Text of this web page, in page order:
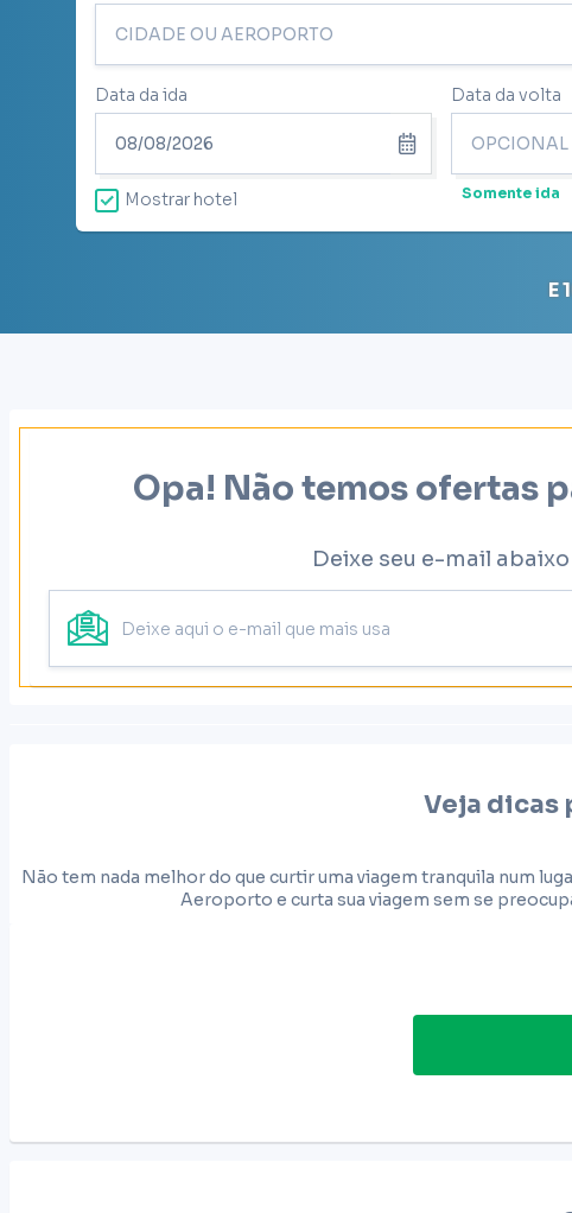
Data da ida Data da volta
Somente ida
Mostrar hotel
E
Opa! Não temos ofertas
Deixe seu e-mail
Veja dicas
Não tem nada melhor do que curtir uma viagem tranquila num
Aeroporto e curta sua viagem sem se